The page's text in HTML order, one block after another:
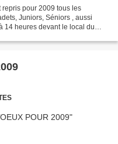
pour 2009 tous les
Juniors, Séniors , aussi
14 heures devant le local du